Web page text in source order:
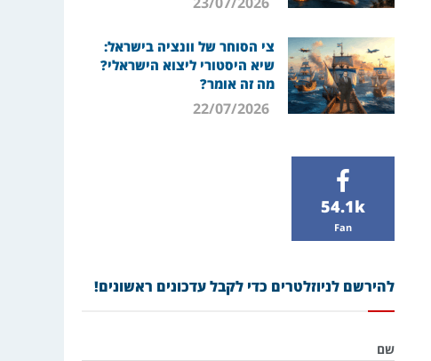
צי הסוחר של וונציה בישראל:
שיא היסטורי ליצוא הישראלי?
מה זה אומר?
22/07/2026
54.1k
Fan
להירשם לניוזלטרים כדי לקבל עדכונים ראשונים!
שם